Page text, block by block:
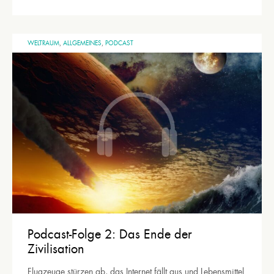
WELTRAUM ALLGEMEINES PODCAST
Podcast-Folge 2: Das Ende der
Zivilisation
Flugzeuge stürzen ab, das Internet fällt aus und Lebensmittel